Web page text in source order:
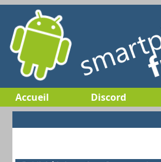
Accueil Discord